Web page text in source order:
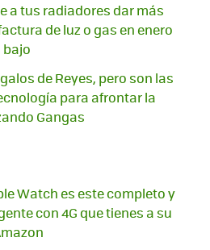
a tus radiadores dar más
de luz o gas en enero
bajo
de Reyes, pero son las
para afrontar la
Gangas
Watch es este completo y
con 4G que tienes a su